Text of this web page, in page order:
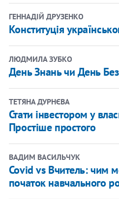
ГЕННАДІЙ ДРУЗЕНКО
Конституція
ЛЮДМИЛА ЗУБКО
День Знань чи День
ТЕТЯНА ДУРНЄВА
Стати інвестором у
Простіше простого
ВАДИМ ВАСИЛЬЧУК
Covid vs Вчитель: чим
початок навчального